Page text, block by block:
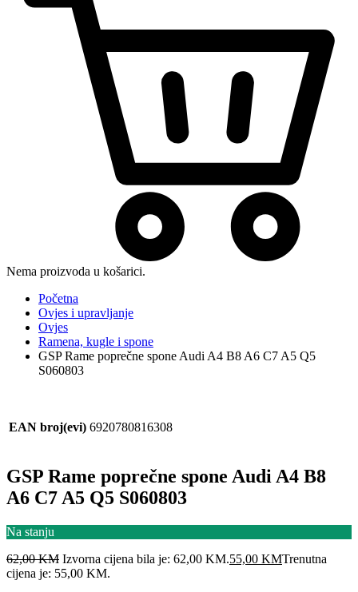
Nema proizvoda u košarici.
Početna
Ovjes i upravljanje
Ovjes
Ramena, kugle i spone
GSP Rame poprečne spone Audi A4 B8 A6 C7 A5 Q5
S060803
EAN broj(evi) 6920780816308
GSP Rame poprečne spone Audi A4 B8
A6 C7 A5 Q5 S060803
Na stanju
62,00KM Izvorna cijena bila je: 62,00 KM.55,00 KMTrenutna
cijena je: 55,00 KM.